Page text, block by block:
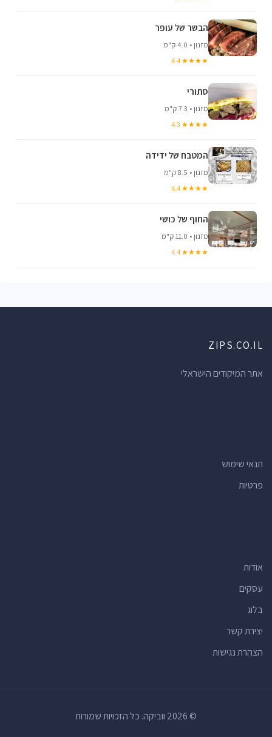
הבשר של עופר
מזנון • 4.0 ק"מ
★★★★ 4.4
סתורי
מזנון • 7.3 ק"מ
★★★★ 4.3
המטבח של ידידה
מזנון • 8.5 ק"מ
★★★★ 4.4
החוף של כושי
מזנון • 11.0 ק"מ
★★★★ 4.4
ZIPS.CO.IL
אתר המיקודים הישראלי
תנאי שימוש
פרטיות
אודות
עסקים
בלוג
יצירת קשר
הצהרת נגישות
© 2026 ווביקה. כל הזכויות שמורות